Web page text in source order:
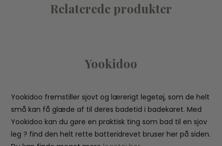
Relaterede produkter
Yookidoo
Yookidoo fremstiller sjovt og lærerigt legetøj, som de helt
små kan få glæde af til deres badetid i badekaret. Med
Yookidoo kan du gøre en praktisk ting som bad til en sjov
leg ? find den helt rette batteridrevet bruser her på siden.